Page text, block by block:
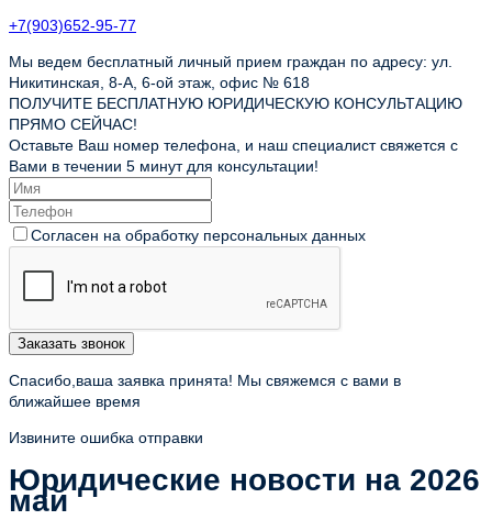
+7(903)652-95-77
Мы ведем бесплатный личный прием граждан по адресу: ул.
Никитинская, 8-А, 6-ой этаж, офис № 618
ПОЛУЧИТЕ БЕСПЛАТНУЮ ЮРИДИЧЕСКУЮ КОНСУЛЬТАЦИЮ
ПРЯМО СЕЙЧАС!
Оставьте Ваш номер телефона, и наш специалист свяжется с
Вами в течении 5 минут для консультации!
Согласен на обработку персональных данных
Заказать звонок
Спасибо,ваша заявка принята! Мы свяжемся с вами в
ближайшее время
Извините ошибка отправки
Юридические новости на 2026
май